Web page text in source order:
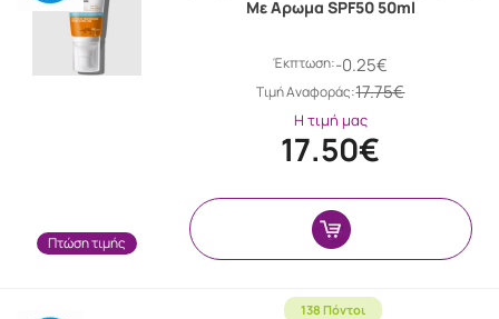
Πτώση τιμής
Με Aρωμα SPF50 50ml
Έκπτωση:-0.25€
Tιμή Αναφοράς:17.75€
Η τιμή μας
17.50€
138 Πόντοι